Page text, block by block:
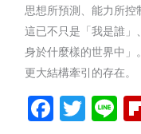
思想所預測、能力所控
這已不只是「我是誰」
身於什麼樣的世界中」
更大結構牽引的存在。